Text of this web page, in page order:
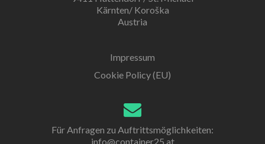
Kärnten/ Koroška
Austria
Impressum
Cookie Policy (EU)
Für Anfragen zu Auftrittsmöglichkeiten:
info@container25.at